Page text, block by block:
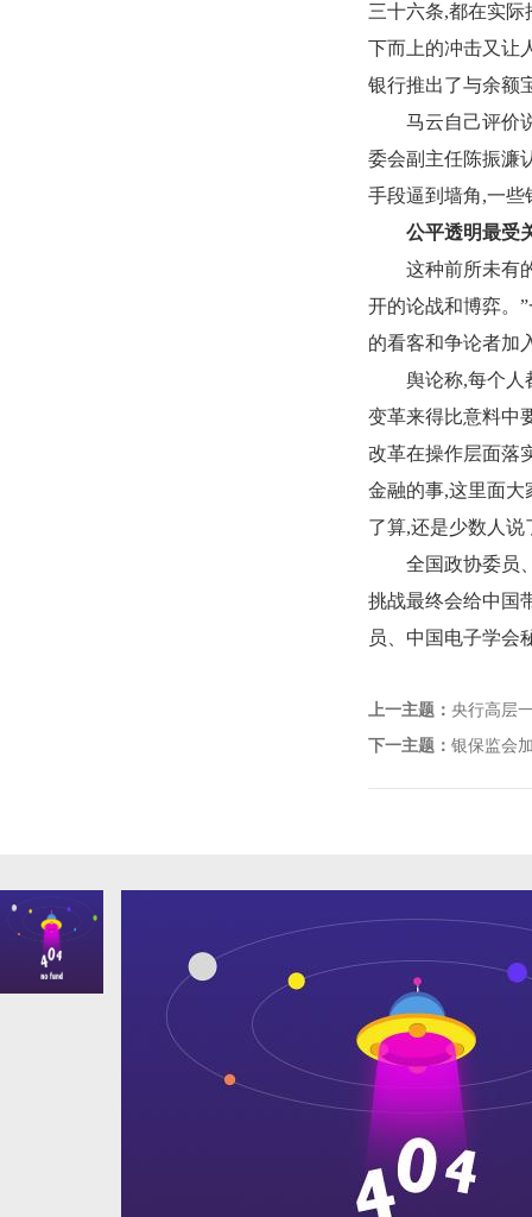
三十六条,都在实际
下而上的冲击又让
银行推出了与余额
马云自己评价
委会副主任陈振濂
手段逼到墙角,一些
公平透明最受
这种前所未有
开的论战和博弈。
的看客和争论者加
舆论称,每个人
变革来得比意料中
改革在操作层面落
金融的事,这里面大
了算,还是少数人说
全国政协委员
挑战最终会给中国
员、中国电子学会
上一主题： 央行高层
下一主题： 银保监会